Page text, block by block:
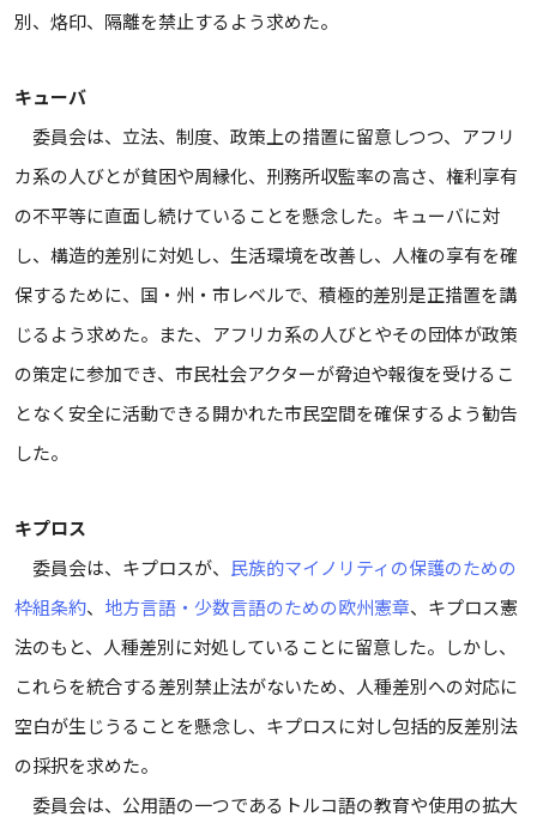
別、烙印、隔離を禁止するよう求めた。
キューバ
委員会は、立法、制度、政策上の措置に留意しつつ、アフリ
カ系の人びとが貧困や周縁化、刑務所収監率の高さ、権利享有
の不平等に直面し続けていることを懸念した。キューバに対
し、構造的差別に対処し、生活環境を改善し、人権の享有を確
保するために、国・州・市レベルで、積極的差別是正措置を講
じるよう求めた。また、アフリカ系の人びとやその団体が政策
の策定に参加でき、市民社会アクターが脅迫や報復を受けるこ
となく安全に活動できる開かれた市民空間を確保するよう勧告
した。
キプロス
委員会は、キプロスが、 民族的マイノリティの保護のための
枠組条約、 地方言語・少数言語のための欧州憲章、キプロス憲
法のもと、人種差別に対処していることに留意した。しかし、
これらを統合する差別禁止法がないため、人種差別への対応に
空白が生じうることを懸念し、キプロスに対し包括的反差別法
の採択を求めた。
委員会は、公用語の一つであるトルコ語の教育や使用の拡大